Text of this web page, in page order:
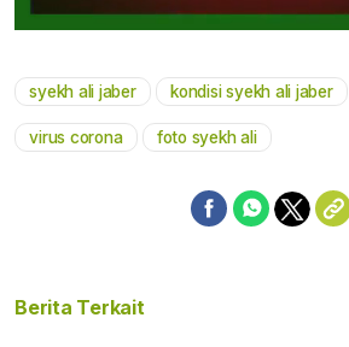
syekh ali jaber kondisi syekh ali jaber
virus corona foto syekh ali
Berita Terkait